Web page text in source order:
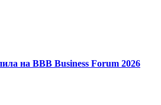
на BBB Business Forum 2026